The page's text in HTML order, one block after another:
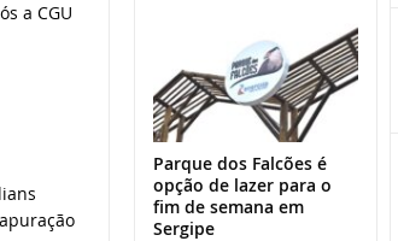
a CGU
Parque dos Falcões é
opção de lazer para o
fim de semana em
Sergipe